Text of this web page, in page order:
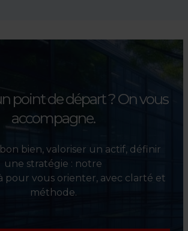
et la valorisation
point de départ ?On vous
accompagne.
bien, valoriser un actif, définir
une stratégie : notre
pour vous orienter, avec clarté et
méthode.